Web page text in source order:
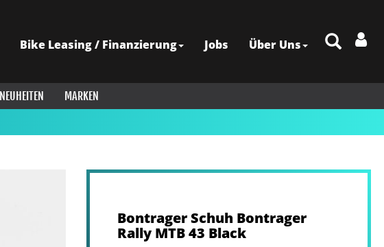
Bike Leasing / Finanzierung Jobs Über Uns
NEUHEITEN
MARKEN
Bontrager Schuh Bontrager
Rally MTB 43 Black